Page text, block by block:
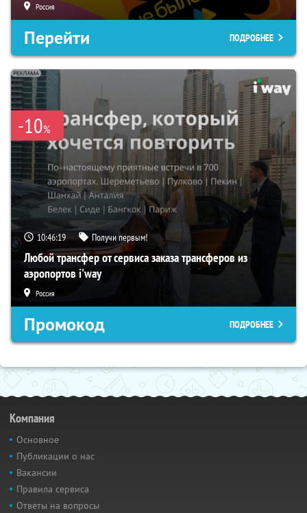
Россия
Перейти ПОДРОБНЕЕ
-10%
10:46:18 Получи первым!
Любой трансфер от сервиса заказа трансферов из
аэропортов i'way
Россия
Промокод ПОДРОБНЕЕ
Компания
Основное
Публикации о нас
Вакансии
Правила сервиса
Ответы на вопросы